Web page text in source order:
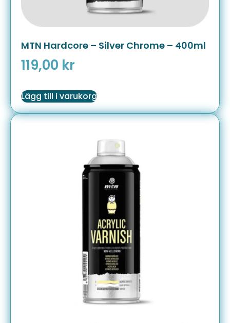
MTN Hardcore – Silver Chrome – 400ml
119,00 kr
Lägg till i varukorg